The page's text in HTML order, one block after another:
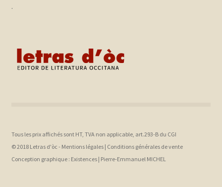
.
Tous les prix affichés sont HT, TVA non applicable, art.293-B du CGI
© 2018 Letras d'òc - Mentions légales| Conditions générales de vente
Conception graphique : Existences | Pierre-Emmanuel MICHEL